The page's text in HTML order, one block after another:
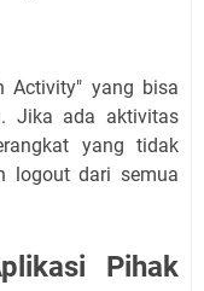
Activity" yang bisa
Jika ada aktivitas
yang tidak
logout dari semua
Pihak